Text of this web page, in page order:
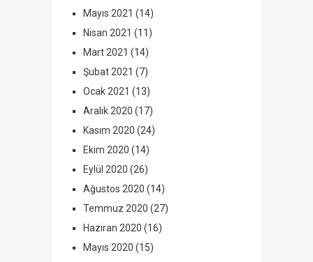
Mayıs 2021 (14)
Nisan 2021 (11)
Mart 2021 (14)
Şubat 2021 (7)
Ocak 2021 (13)
Aralık 2020 (17)
Kasım 2020 (24)
Ekim 2020 (14)
Eylül 2020 (26)
Ağustos 2020 (14)
Temmuz 2020 (27)
Haziran 2020 (16)
Mayıs 2020 (15)